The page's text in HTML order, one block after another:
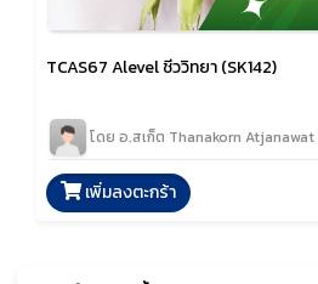
TCAS67 Alevel ชีววิทยา (SK142)
โดย อ.สเก็ต Thanakorn Atjanawat
เพิ่มลงตะกร้า